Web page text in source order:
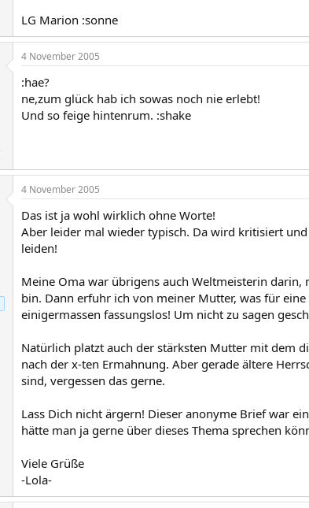
LG Marion :sonne
4 November 2005
:hae?
ne,zum glück hab ich sowas noch nie erlebt!
Und so feige hintenrum. :shake
4 November 2005
Das ist ja wohl wirklich ohne Worte!
Aber leider mal wieder typisch. Da wird kritisiert
leiden!
Meine Oma war übrigens auch Weltmeisterin
bin. Dann erfuhr ich von meiner Mutter, was für
einigermassen fassungslos! Um nicht zu sagen
Natürlich platzt auch der stärksten Mutter mit dem
nach der x-ten Ermahnung. Aber gerade ältere
sind, vergessen das gerne.
Lass Dich nicht ärgern! Dieser anonyme Brief war
hätte man ja gerne über dieses Thema sprechen
Viele Grüße
-Lola-